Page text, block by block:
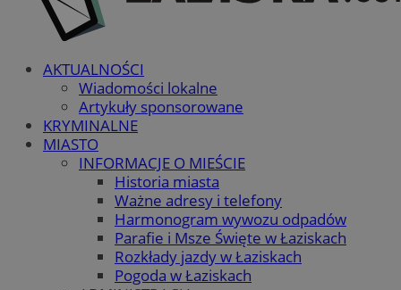
AKTUALNOŚCI
Wiadomości lokalne
Artykuły sponsorowane
KRYMINALNE
MIASTO
INFORMACJE O MIEŚCIE
Historia miasta
Ważne adresy i telefony
Harmonogram wywozu odpadów
Parafie i Msze Święte w Łaziskach
Rozkłady jazdy w Łaziskach
Pogoda w Łaziskach